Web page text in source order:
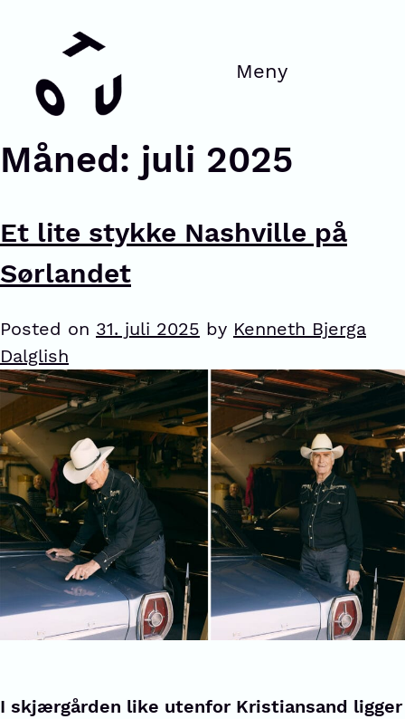
Måned: juli 2025
Et lite stykke Nashville på
Sørlandet
Posted on 31. juli 2025 by Kenneth Bjerga
Dalglish
I skjærgården like utenfor Kristiansand ligger